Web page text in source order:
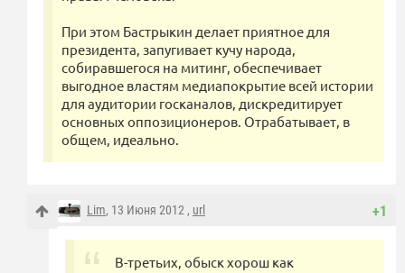
При этом Бастрыкин делает приятное для
президента, запугивает кучу народа,
собиравшегося на митинг, обеспечивает
выгодное властям медиапокрытие всей истории
для аудитории госканалов, дискредитирует
основных оппозиционеров. Отрабатывает, в
общем, идеально.
+1
Lim, 13 Июня 2012 , url
В-третьих, обыск хорош как